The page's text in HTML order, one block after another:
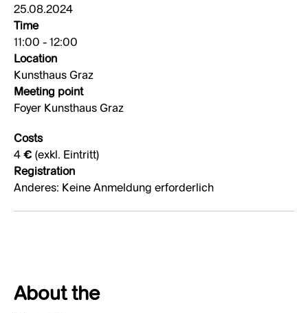
25.08.2024
Time
11:00 - 12:00
Location
Kunsthaus Graz
Meeting point
Foyer Kunsthaus Graz
Costs
4 € (exkl. Eintritt)
Registration
Anderes: Keine Anmeldung erforderlich
About the